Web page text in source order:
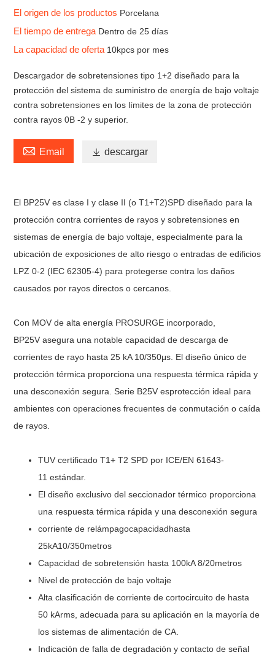
El origen de los productos Porcelana
El tiempo de entrega Dentro de 25 días
La capacidad de oferta 10kpcs por mes
Descargador de sobretensiones tipo 1+2 diseñado para la
protección del sistema de suministro de energía de bajo voltaje
contra sobretensiones en los límites de la zona de protección
contra rayos 0B -2 y superior.
 Email  descargar
El BP25V es clase I y clase II (o T1+T2)SPD diseñado para la
protección contra corrientes de rayos y sobretensiones en
sistemas de energía de bajo voltaje, especialmente para la
ubicación de exposiciones de alto riesgo o entradas de edificios
LPZ 0-2 (IEC 62305-4) para protegerse contra los daños
causados ​​por rayos directos o cercanos.
Con MOV de alta energía PROSURGE incorporado,
BP25V asegura una notable capacidad de descarga de
corrientes de rayo hasta 25 kA 10/350μs. El diseño único de
protección térmica proporciona una respuesta térmica rápida y
una desconexión segura. Serie B25V esprotección ideal para
ambientes con operaciones frecuentes de conmutación o caída
de rayos.
TUV certificado T1+ T2 SPD por ICE/EN61643-
11 estándar.
El diseño exclusivo del seccionador térmico proporciona
una respuesta térmica rápida y una desconexión segura
corriente de relámpagocapacidadhasta
25kA10/350metros
Capacidad de sobretensión hasta 100kA 8/20metros
Nivel de protección de bajo voltaje
Alta clasificación de corriente de cortocircuito de hasta
50 kArms, adecuada para su aplicación en la mayoría de
los sistemas de alimentación de CA.
Indicación de falla de degradación y contacto de señal